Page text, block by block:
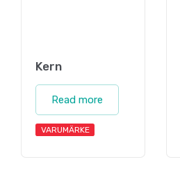
Kern
Read more
VARUMÄRKE